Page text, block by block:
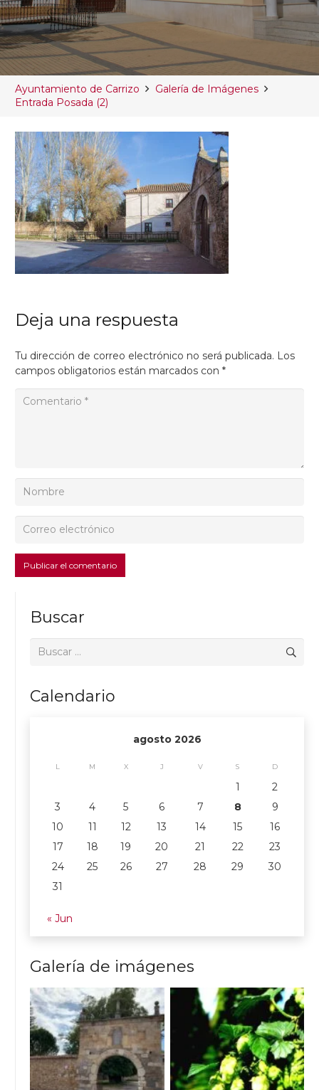
Ayuntamiento de Carrizo
Galería de Imágenes
Entrada Posada (2)
Deja una respuesta
Tu dirección de correo electrónico no será publicada. Los
campos obligatorios están marcados con *
Publicar el comentario
Buscar
Buscar:
Calendario
agosto 2026
L M X J V S D
1
2
3
4 5 6 7 8
9
10
11 12 13 14 15
16
17
18 19 20 21 22
23
24
25 26 27 28 29
30
31
« Jun
Galería de imágenes